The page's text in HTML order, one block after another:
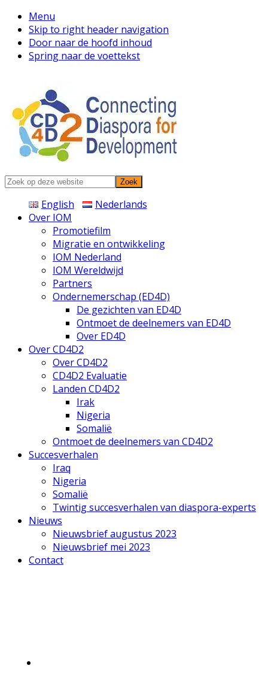
Menu
Skip to right header navigation
Door naar de hoofd inhoud
Spring naar de voettekst
Connecting
Zoek
website
English
Nederlands
Over IOM
Promotiefilm
Migratie en ontwikkeling
IOM Nederland
IOM Wereldwijd
Partners
Ondernemerschap (ED4D)
De gezichten van ED4D
Ontmoet de deelnemers van ED4D
Over ED4D
Over CD4D2
Over CD4D2
CD4D2 Evaluatie
Landen CD4D2
Irak
Nigeria
Somalië
Ontmoet de deelnemers van CD4D2
Succesverhalen
Iraq
Nigeria
Somalië
Twintig succesverhalen van diaspora-experts
Nieuws
Nieuwsbrief augustus 2023
Nieuwsbrief mei 2023
Contact